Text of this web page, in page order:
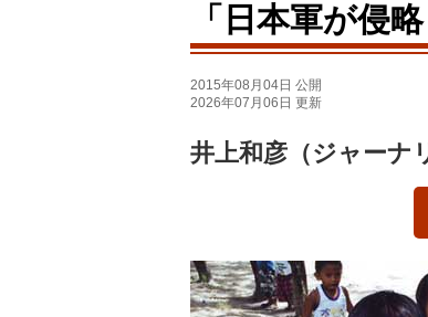
「日本軍が侵
2015年08月04日 公開
2026年07月06日 更新
井上和彦（ジャーナ